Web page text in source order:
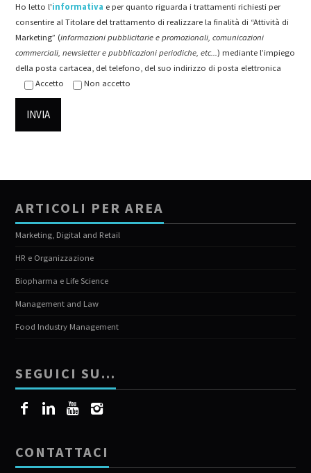
Ho letto l'informativa e per quanto riguarda i trattamenti richiesti per
consentire al Titolare del trattamento di realizzare la finalità di “Attività di
Marketing” (informazioni pubblicitarie e promozionali, comunicazioni
commerciali, newsletter e pubblicazioni periodiche, etc...) mediante l’impiego
della posta cartacea, del telefono, del suo indirizzo di posta elettronica
Accetto
Non accetto
ARTICOLI PER AREA
Marketing, Digital and Retail
HR e Organizzazione
Biopharma e Life Science
Management and Law
Food Industry Management
SEGUICI SU…
CONTATTACI